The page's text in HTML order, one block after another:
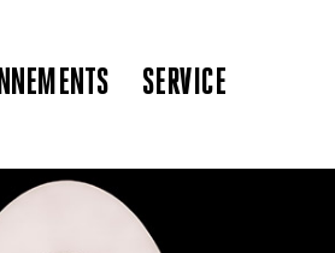
SERVICE